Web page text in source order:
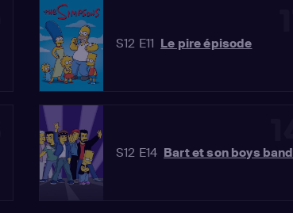
S12 E11 Le pire épisode
S12 E14 Bart et son boys band